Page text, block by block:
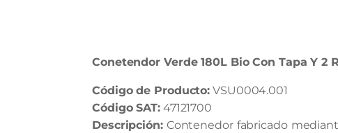
Conetendor Verde 180L Bio Con Tapa Y 2
Código de Producto: VSU0004.001
Código SAT:47121700
Descripción:Contenedor fabricado